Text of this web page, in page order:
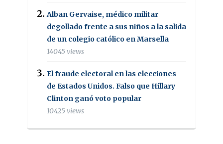
Alban Gervaise, médico militar
degollado frente a sus niños a la salida
de un colegio católico en Marsella
14045 views
El fraude electoral en las elecciones
de Estados Unidos. Falso que Hillary
Clinton ganó voto popular
10425 views